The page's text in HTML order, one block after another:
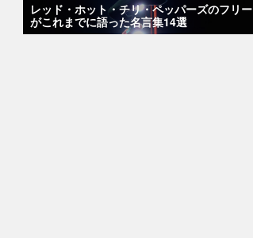
レッド・ホット・チリ・ペッパーズのフリー
がこれまでに語った名言集14選